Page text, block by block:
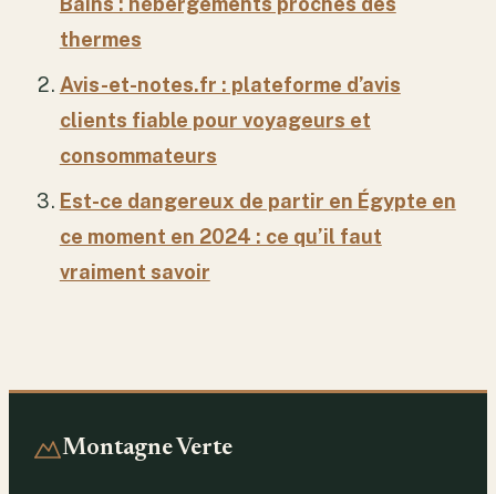
thermes
Avis-et-notes.fr : plateforme d’avis
clients fiable pour voyageurs et
consommateurs
Est-ce dangereux de partir en Égypte en
ce moment en 2024 : ce qu’il faut
vraiment savoir
Montagne Verte